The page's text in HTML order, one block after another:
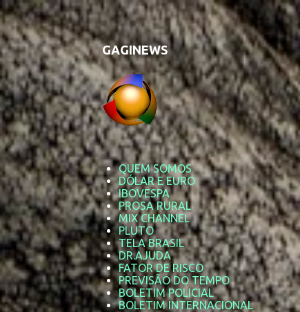
GAGINEWS
QUEM SOMOS
DÓLAR E EURO
IBOVESPA
PROSA RURAL
MIX CHANNEL
PLUTO
TELA BRASIL
DR.AJUDA
FATOR DE RISCO
PREVISÃO DO TEMPO
BOLETIM POLICIAL
BOLETIM INTERNACIONAL